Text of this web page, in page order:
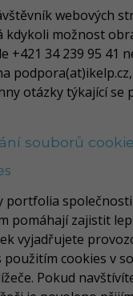
webových
kdykoli možnost
+421 34 239 95 41
otázky týkající se
souborů cookie
portfolia
pomáhají zajistit
vyjadřujete
cookies v
Pokud